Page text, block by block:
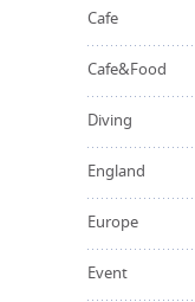
Cafe
Cafe&Food
Diving
England
Europe
Event